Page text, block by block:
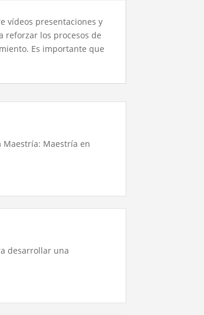
vídeos presentaciones y
reforzar los procesos de
Es importante que
Maestría: Maestría en
desarrollar una